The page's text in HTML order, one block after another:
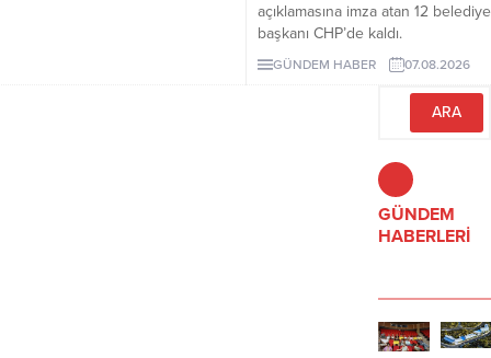
açıklamasına imza atan 12 belediye
başkanı CHP’de kaldı.
Milletvekilleri Yeni Parti’ye
geçerken belediye başkanlarının
tutumu ve CHP yönetiminin
GÜNDEM HABER 07.08.2026
GÜNDEM
HABERLERİ